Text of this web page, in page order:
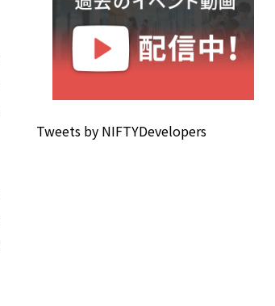
Tweets by NIFTYDevelopers